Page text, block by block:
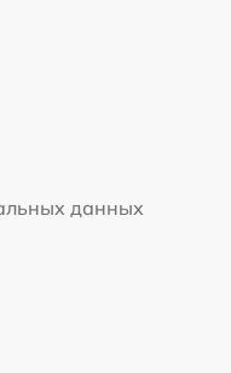
данных